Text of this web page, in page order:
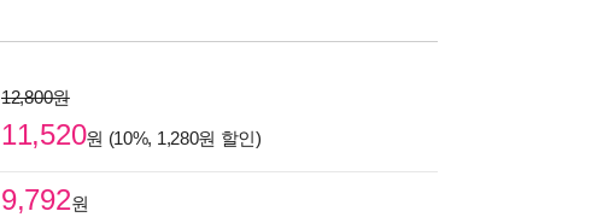
12,800원
11,520원 (10%, 1,280원 할인)
9,792원